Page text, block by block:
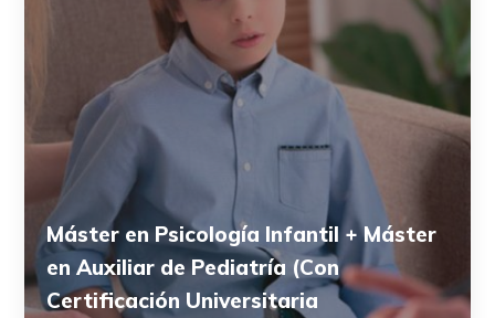
Máster en Psicología Infantil + Máster
en Auxiliar de Pediatría (Con
Certificación Universitaria